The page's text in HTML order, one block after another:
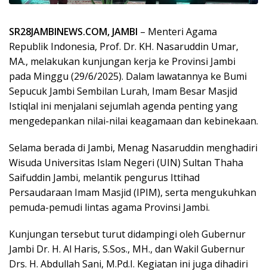
SR28JAMBINEWS.COM, JAMBI – Menteri Agama
Republik Indonesia, Prof. Dr. KH. Nasaruddin Umar,
MA., melakukan kunjungan kerja ke Provinsi Jambi
pada Minggu (29/6/2025). Dalam lawatannya ke Bumi
Sepucuk Jambi Sembilan Lurah, Imam Besar Masjid
Istiqlal ini menjalani sejumlah agenda penting yang
mengedepankan nilai-nilai keagamaan dan kebinekaan.
Selama berada di Jambi, Menag Nasaruddin menghadiri
Wisuda Universitas Islam Negeri (UIN) Sultan Thaha
Saifuddin Jambi, melantik pengurus Ittihad
Persaudaraan Imam Masjid (IPIM), serta mengukuhkan
pemuda-pemudi lintas agama Provinsi Jambi.
Kunjungan tersebut turut didampingi oleh Gubernur
Jambi Dr. H. Al Haris, S.Sos., MH., dan Wakil Gubernur
Drs. H. Abdullah Sani, M.Pd.I. Kegiatan ini juga dihadiri